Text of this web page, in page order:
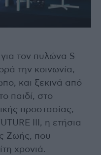
τον πυλώνα S
την κοινωνία,
και ξεκινά από
παιδί, στο
προστασίας,
III, η ετήσια
Ζωής, που
χρονιά.